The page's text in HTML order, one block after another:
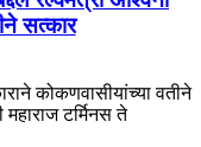
सत्कार
कोकणवासीयांच्या वतीने
टर्मिनस ते